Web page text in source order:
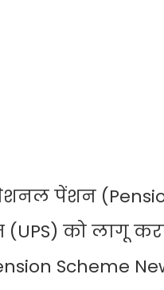
पेंशन
को लागू
Scheme